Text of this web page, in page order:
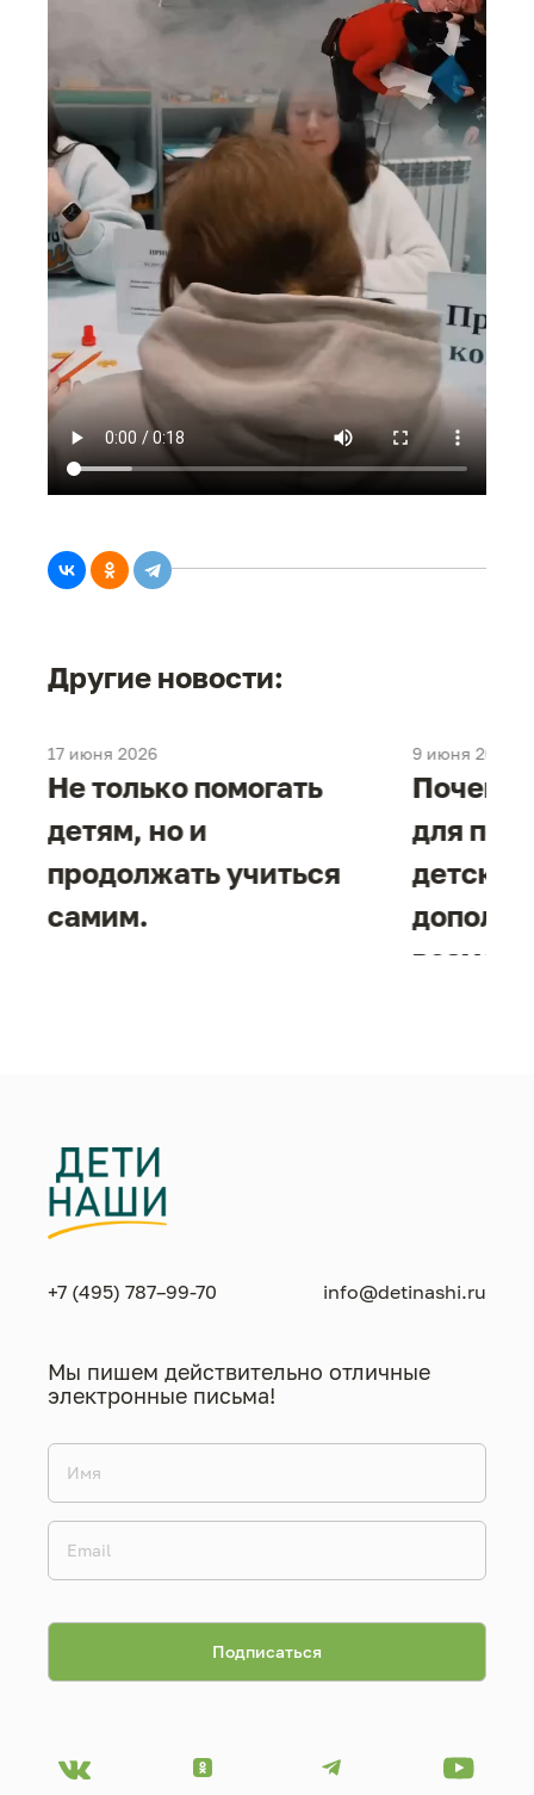
Другие новости:
17 июня 2026
Не только помогать
детям, но и
продолжать учиться
самим.
9 июня 2026
Почему
для
+7 (495) 787–99-70 info@detinashi.ru
Мы пишем действительно отличные
электронные письма!